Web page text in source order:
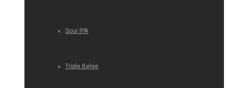
Sour IPA
Triple Belge